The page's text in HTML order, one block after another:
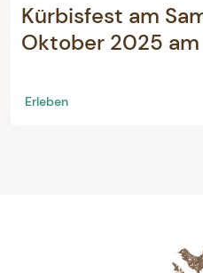
Kürbisfest am
Oktober 2025
Erleben